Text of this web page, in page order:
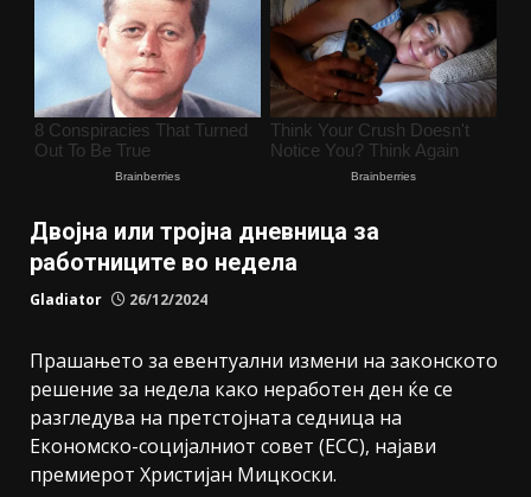
Двојна или тројна дневница за
работниците во недела
Gladiator 26/12/2024
Прашањето за евентуални измени на законското
решение за недела како неработен ден ќе се
разгледува на претстојната седница на
Економско-социјалниот совет (ЕСС), најави
премиерот Христијан Мицкоски.